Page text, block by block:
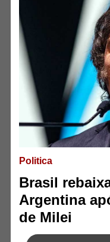
Politica
Brasil
Argentina
de Milei